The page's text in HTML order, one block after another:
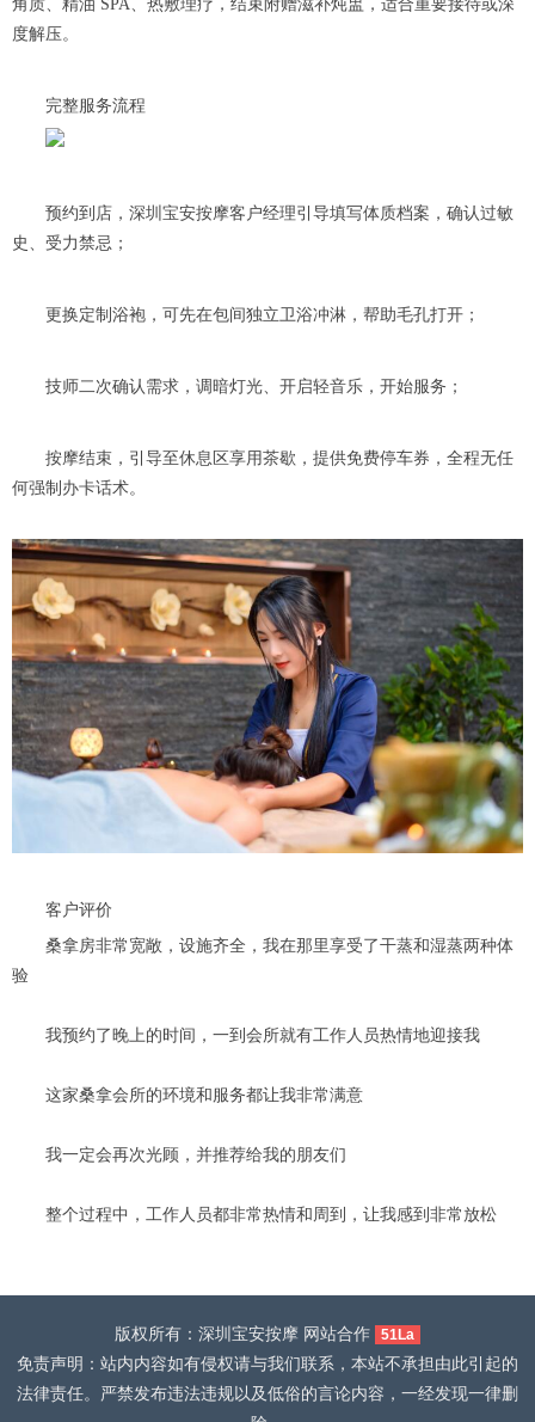
角质、精油 SPA、热敷理疗，结束附赠滋补炖盅，适合重要接待或深
度解压。
完整服务流程
预约到店，深圳宝安按摩客户经理引导填写体质档案，确认过敏
史、受力禁忌；
更换定制浴袍，可先在包间独立卫浴冲淋，帮助毛孔打开；
技师二次确认需求，调暗灯光、开启轻音乐，开始服务；
按摩结束，引导至休息区享用茶歇，提供免费停车券，全程无任
何强制办卡话术。
客户评价
桑拿房非常宽敞，设施齐全，我在那里享受了干蒸和湿蒸两种体
验
我预约了晚上的时间，一到会所就有工作人员热情地迎接我
这家桑拿会所的环境和服务都让我非常满意
我一定会再次光顾，并推荐给我的朋友们
整个过程中，工作人员都非常热情和周到，让我感到非常放松
版权所有：深圳宝安按摩 网站合作 51La
免责声明：站内内容如有侵权请与我们联系，本站不承担由此引起的
法律责任。严禁发布违法违规以及低俗的言论内容，一经发现一律删